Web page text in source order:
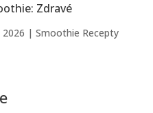
Zdravé
| Smoothie Recepty